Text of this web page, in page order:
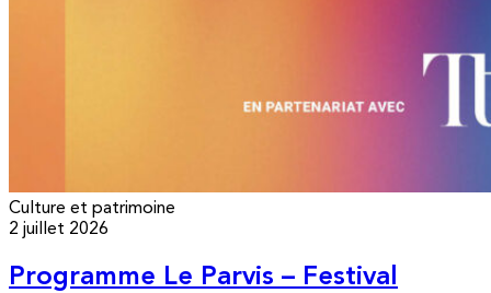
Culture et patrimoine
2 juillet 2026
Programme Le Parvis – Festival